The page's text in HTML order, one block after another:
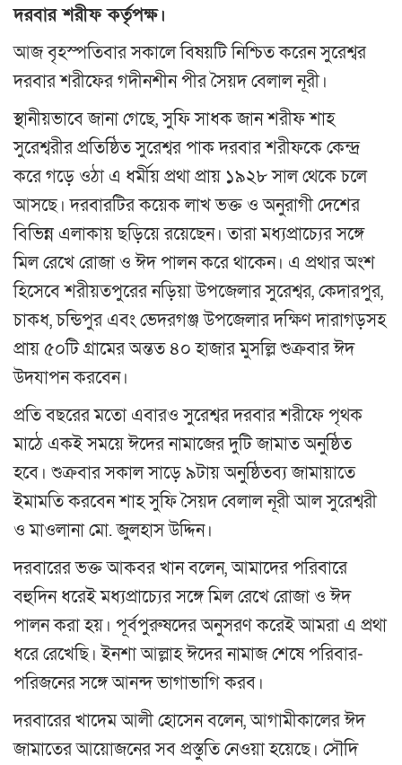
দরবার শরীফ কর্তৃপক্ষ।
আজ বৃহস্পতিবার সকালে বিষয়টি নিশ্চিত করেন সুরেশ্বর
দরবার শরীফের গদীনশীন পীর সৈয়দ বেলাল নূরী।
স্থানীয়ভাবে জানা গেছে, সুফি সাধক জান শরীফ শাহ
সুরেশ্বরীর প্রতিষ্ঠিত সুরেশ্বর পাক দরবার শরীফকে কেন্দ্র
করে গড়ে ওঠা এ ধর্মীয় প্রথা প্রায় ১৯২৮ সাল থেকে চলে
আসছে। দরবারটির কয়েক লাখ ভক্ত ও অনুরাগী দেশের
বিভিন্ন এলাকায় ছড়িয়ে রয়েছেন। তারা মধ্যপ্রাচ্যের সঙ্গে
মিল রেখে রোজা ও ঈদ পালন করে থাকেন। এ প্রথার অংশ
হিসেবে শরীয়তপুরের নড়িয়া উপজেলার সুরেশ্বর, কেদারপুর,
চাকধ, চন্ডিপুর এবং ভেদরগঞ্জ উপজেলার দক্ষিণ দারাগড়সহ
প্রায় ৫০টি গ্রামের অন্তত ৪০ হাজার মুসল্লি শুক্রবার ঈদ
উদযাপন করবেন।
প্রতি বছরের মতো এবারও সুরেশ্বর দরবার শরীফে পৃথক
মাঠে একই সময়ে ঈদের নামাজের দুটি জামাত অনুষ্ঠিত
হবে। শুক্রবার সকাল সাড়ে ৯টায় অনুষ্ঠিতব্য জামায়াতে
ইমামতি করবেন শাহ সুফি সৈয়দ বেলাল নূরী আল সুরেশ্বরী
ও মাওলানা মো. জুলহাস উদ্দিন।
দরবারের ভক্ত আকবর খান বলেন, আমাদের পরিবারে
বহুদিন ধরেই মধ্যপ্রাচ্যের সঙ্গে মিল রেখে রোজা ও ঈদ
পালন করা হয়। পূর্বপুরুষদের অনুসরণ করেই আমরা এ প্রথা
ধরে রেখেছি। ইনশা আল্লাহ ঈদের নামাজ শেষে পরিবার-
পরিজনের সঙ্গে আনন্দ ভাগাভাগি করব।
দরবারের খাদেম আলী হোসেন বলেন, আগামীকালের ঈদ
জামাতের আয়োজনের সব প্রস্তুতি নেওয়া হয়েছে। সৌদি